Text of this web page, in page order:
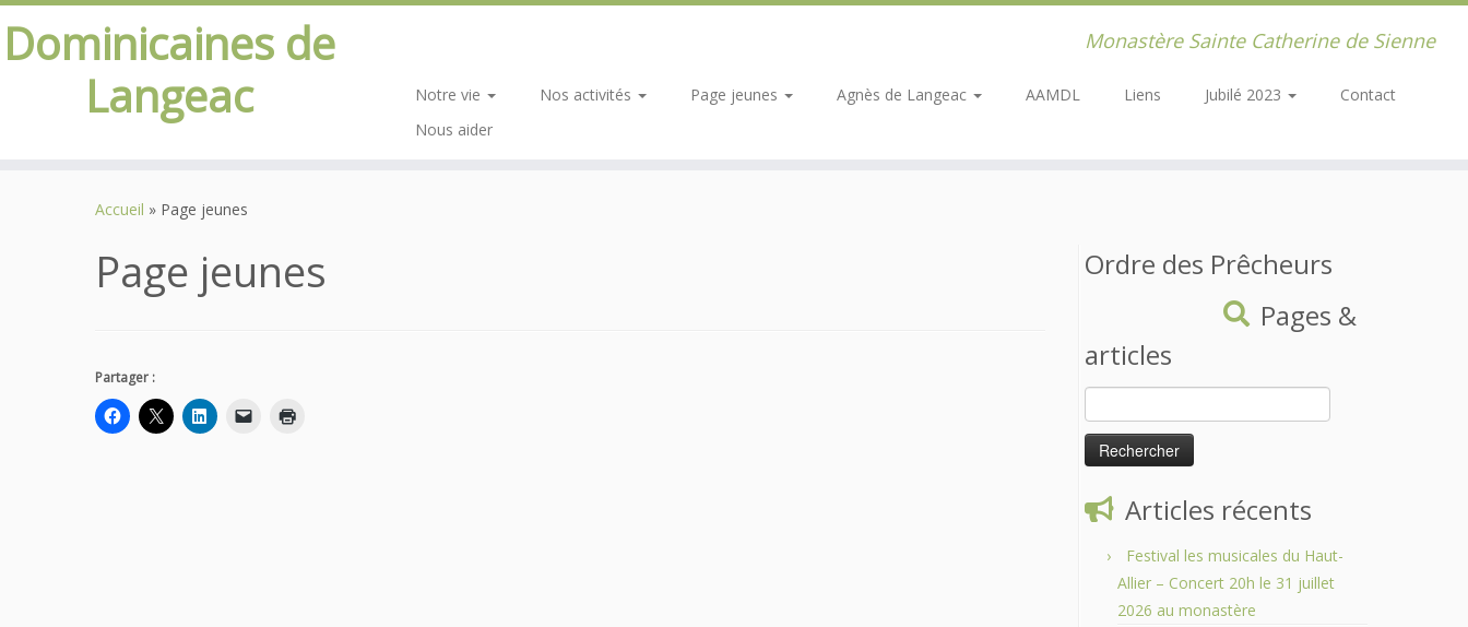
Dominicaines de
Langeac
Monastère Sainte Catherine de Sienne
Notre vie Nos activités Page jeunes Agnès de Langeac AAMDL Liens Jubilé 2023
Contact
Nous aider
Accueil » Page jeunes
Page jeunes
Partager :
Ordre des Prêcheurs
Pages &
articles
Rechercher :
Articles récents
Festival les musicales du Haut-
Allier – Concert 20h le 31 juillet
2026 au monastère